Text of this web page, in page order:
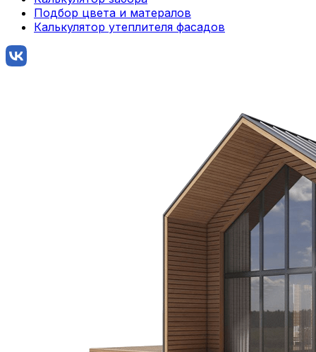
Подбор цвета и матералов
Калькулятор утеплителя фасадов